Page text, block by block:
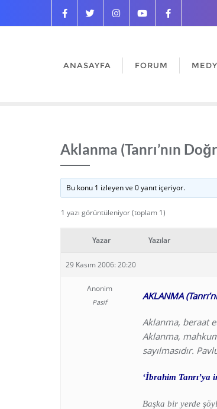
ANASAYFA FORUM
Aklanma (Tanrı’nın
Bu konu 1 izleyen ve 0 yanıt içeriyor.
1 yazı görüntüleniyor (toplam 1)
Yazar Yazılar
29 Kasım 2006: 20:20
Anonim
Pasif
AKLANMA
Aklanma, beraat
Aklanma,
sayılmasıdır.
‘İbrahim Tanrı’ya
Başka bir yerde